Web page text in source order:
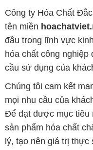
Công ty Hóa Chất
tên miền
đầu trong lĩnh vực
hóa chất công nghiệp
cầu sử dụng của
Chúng tôi cam kết
mọi nhu cầu của
Để đạt được mục tiêu
sản phẩm hóa chất
lý, tạo nên giá trị thực